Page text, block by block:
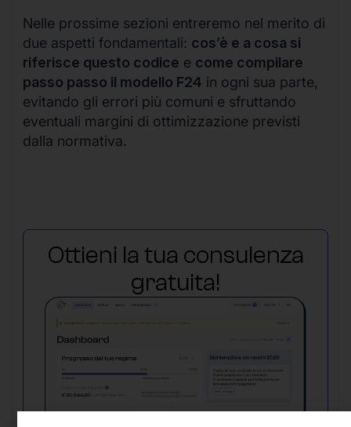
Nelle prossime sezioni entreremo nel merito di
due aspetti fondamentali: cos’è e a cosa si
riferisce questo codice e come compilare
passo passo il modello F24 in ogni sua parte,
evitando gli errori più comuni e sfruttando
eventuali margini di ottimizzazione previsti
dalla normativa.
Ottieni la tua consulenza
gratuita!